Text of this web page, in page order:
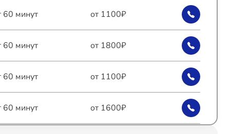
60 минут от 1100₽
60 минут от 1800₽
60 минут от 1100₽
60 минут от 1600₽